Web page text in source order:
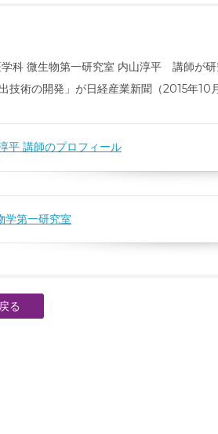
科 微生物第一研究室 内山淳平 講師が
技術の開発」が日経産業新聞（2015年10
平 講師のプロフィール
学第一研究室
る